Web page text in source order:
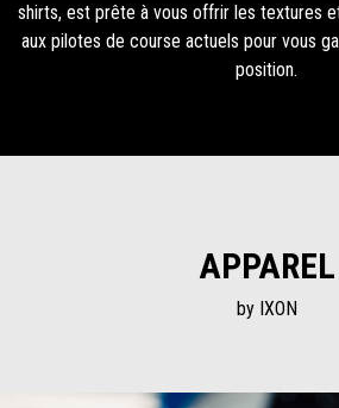
shirts, est prête à vous offrir les textures
aux pilotes de course actuels pour vous
position.
APPAREL
by IXON